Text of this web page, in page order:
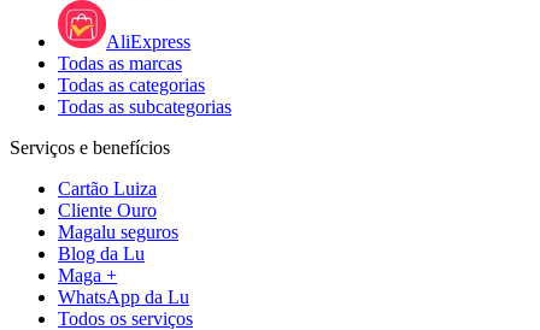
AliExpress
Todas as marcas
Todas as categorias
Todas as subcategorias
Serviços e benefícios
Cartão Luiza
Cliente Ouro
Magalu seguros
Blog da Lu
Maga +
WhatsApp da Lu
Todos os serviços